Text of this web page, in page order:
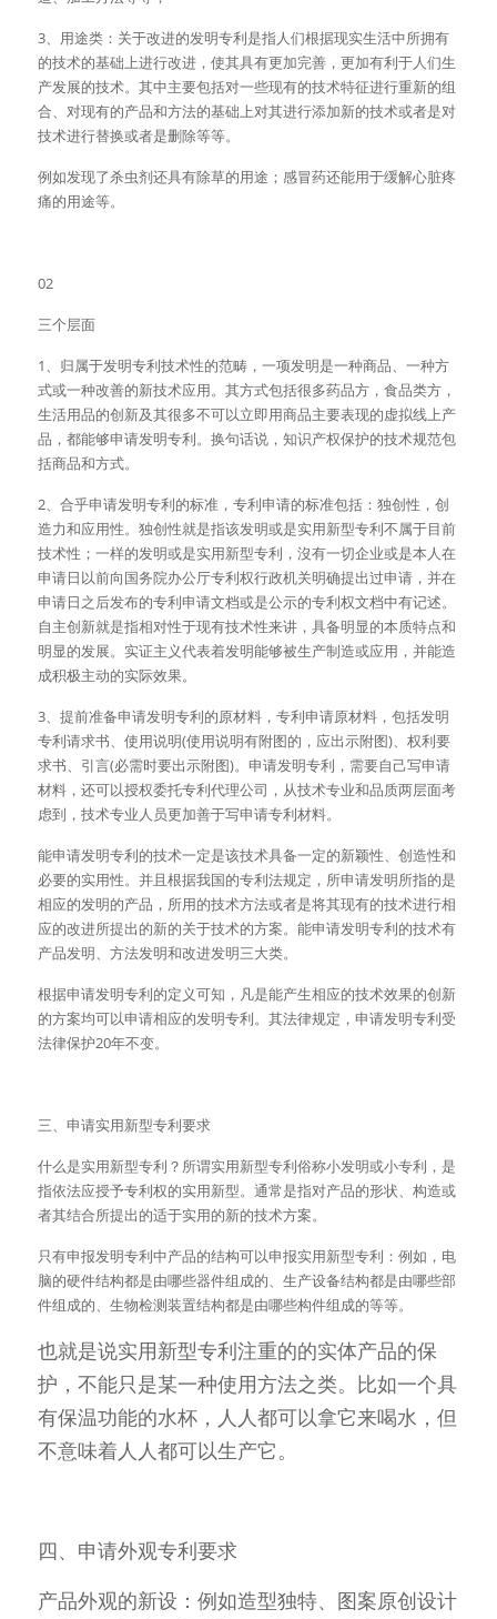
3、用途类：关于改进的发明专利是指人们根据现实生活中所拥有
的技术的基础上进行改进，使其具有更加完善，更加有利于人们生
产发展的技术。其中主要包括对一些现有的技术特征进行重新的组
合、对现有的产品和方法的基础上对其进行添加新的技术或者是对
技术进行替换或者是删除等等。
例如发现了杀虫剂还具有除草的用途；感冒药还能用于缓解心脏疼
痛的用途等。
02
三个层面
1、归属于发明专利技术性的范畴，一项发明是一种商品、一种方
式或一种改善的新技术应用。其方式包括很多药品方，食品类方，
生活用品的创新及其很多不可以立即用商品主要表现的虚拟线上产
品，都能够申请发明专利。换句话说，知识产权保护的技术规范包
括商品和方式。
2、合乎申请发明专利的标准，专利申请的标准包括：独创性，创
造力和应用性。独创性就是指该发明或是实用新型专利不属于目前
技术性；一样的发明或是实用新型专利，沒有一切企业或是本人在
申请日以前向国务院办公厅专利权行政机关明确提出过申请，并在
申请日之后发布的专利申请文档或是公示的专利权文档中有记述。
自主创新就是指相对性于现有技术性来讲，具备明显的本质特点和
明显的发展。实证主义代表着发明能够被生产制造或应用，并能造
成积极主动的实际效果。
3、提前准备申请发明专利的原材料，专利申请原材料，包括发明
专利请求书、使用说明(使用说明有附图的，应出示附图)、权利要
求书、引言(必需时要出示附图)。申请发明专利，需要自己写申请
材料，还可以授权委托专利代理公司，从技术专业和品质两层面考
虑到，技术专业人员更加善于写申请专利材料。
能申请发明专利的技术一定是该技术具备一定的新颖性、创造性和
必要的实用性。并且根据我国的专利法规定，所申请发明所指的是
相应的发明的产品，所用的技术方法或者是将其现有的技术进行相
应的改进所提出的新的关于技术的方案。能申请发明专利的技术有
产品发明、方法发明和改进发明三大类。
根据申请发明专利的定义可知，凡是能产生相应的技术效果的创新
的方案均可以申请相应的发明专利。其法律规定，申请发明专利受
法律保护20年不变。
三、申请实用新型专利要求
什么是实用新型专利？所谓实用新型专利俗称小发明或小专利，是
指依法应授予专利权的实用新型。通常是指对产品的形状、构造或
者其结合所提出的适于实用的新的技术方案。
只有申报发明专利中产品的结构可以申报实用新型专利：例如，电
脑的硬件结构都是由哪些器件组成的、生产设备结构都是由哪些部
件组成的、生物检测装置结构都是由哪些构件组成的等等。
也就是说实用新型专利注重的的实体产品的保
护，不能只是某一种使用方法之类。比如一个具
有保温功能的水杯，人人都可以拿它来喝水，但
不意味着人人都可以生产它。
四、申请外观专利要求
产品外观的新设：例如造型独特、图案原创设计